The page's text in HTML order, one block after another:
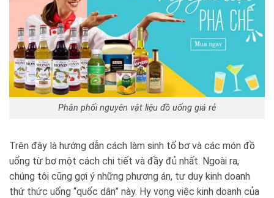
Phân phối nguyên vật liệu đồ uống giá rẻ
Trên đây là hướng dẫn cách làm sinh tố bơ và các món đồ
uống từ bơ một cách chi tiết và đầy đủ nhất. Ngoài ra,
chúng tôi cũng gợi ý những phương án, tư duy kinh doanh
thứ thức uống “quốc dân” này. Hy vọng việc kinh doanh của